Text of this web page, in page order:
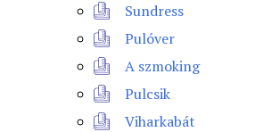
Sundress
Pulóver
A szmoking
Pulcsik
Viharkabát